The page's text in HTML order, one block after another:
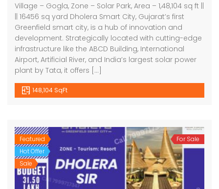
Village – Gogla, Zone – Solar Park, Area – 1,48,104 sq ft ||
|| 16456 sq yard Dholera Smart City, Gujarat’s first
Greenfield smart city, is a hub of innovation and
development. Strategically located with cutting-edge
infrastructure like the ABCD Building, International
Airport, Artificial River, and India’s largest solar power
plant by Tata, it offers […]
148,104 SqFt
Featured
Hot Offer
Sale
For Sale